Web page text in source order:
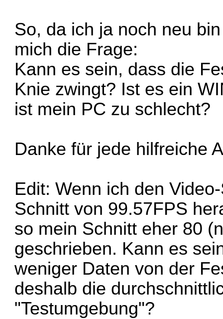
So, da ich ja noch neu
mich die Frage:
Kann es sein, dass die
Knie zwingt? Ist es ein
ist mein PC zu schlecht?
Danke für jede hilfreiche
Edit: Wenn ich den
Schnitt von 99.57FPS
so mein Schnitt eher 80
geschrieben. Kann es
weniger Daten von der
deshalb die
"Testumgebung"?